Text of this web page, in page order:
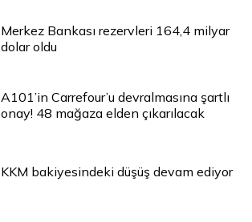
Merkez Bankası rezervleri 164,4 milyar
dolar oldu
A101’in Carrefour’u devralmasına şartlı
onay! 48 mağaza elden çıkarılacak
KKM bakiyesindeki düşüş devam ediyor